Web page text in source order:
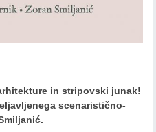
in stripovski junak!
scenaristično-